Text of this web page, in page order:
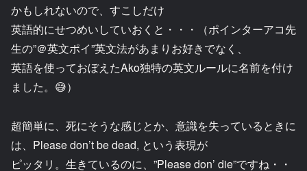
かもしれないので、すこしだけ
英語的にせつめいしていおくと・・・（ポインターアコ先
生の”＠英文ポイ”英文法があまりお好きでなく、
英語を使っておぼえたAko独特の英文ルールに名前を付け
ました。😅）
超簡単に、死にそうな感じとか、意識を失っているときに
は、Please don’t be dead, という表現が
ピッタリ。生きているのに、”Please don’ die”ですね・・